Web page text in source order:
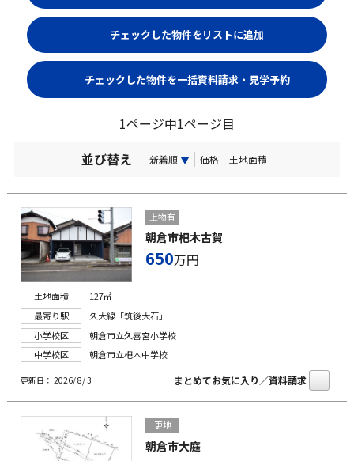
1ページ中1ページ目
並び替え
新着順 ▼ 価格 土地面積
上物有
朝倉市杷木古賀
650万円
土地面積
127㎡
最寄り駅
久大線「筑後大石」
小学校区
朝倉市立久喜宮小学校
中学校区
朝倉市立杷木中学校
更新日： 2026/ 8/ 3 まとめてお気に入り／資料請求
更地
朝倉市大庭